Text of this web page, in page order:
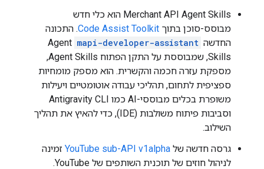
‫Merchant API Agent Skills הוא כלי חדש
מבוסס-סוכן בתוך Code Assist Toolkit. התכונה
החדשה mapi-developer-assistant
Agent
Skills, שמבוססת על התקן הפתוח Agent Skills,
מספקת עזרה חכמה והקשרית. הוא מספק מומחיות
ספציפית לתחום, תהליכי עבודה אוטומטיים ויעילות
משופרת בכלים מבוססי-AI כמו Antigravity CLI
וסביבות פיתוח משולבות (IDE), כדי להאיץ את תהליך
השילוב.
גרסה חדשה של YouTube sub-API v1alpha זמינה
לניהול חוזים של תוכנית השותפים של YouTube.